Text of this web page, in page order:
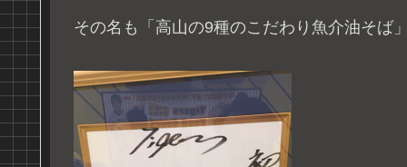
その名も「高山の9種のこだわり魚介油そば